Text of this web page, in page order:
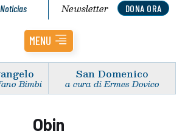
Noticias DONA ORA
Newsletter
MENU
Bimbi
San Domenico
a cura di Ermes Dovico
Obin